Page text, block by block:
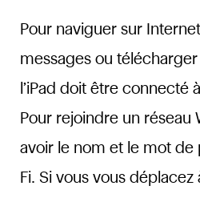
Pour naviguer sur
messages ou
l’iPad doit être connecté
Pour rejoindre un réseau
avoir le nom et le mot de
Fi. Si vous vous